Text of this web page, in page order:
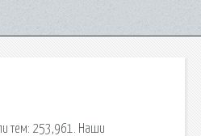
тем: 253,961. Наши